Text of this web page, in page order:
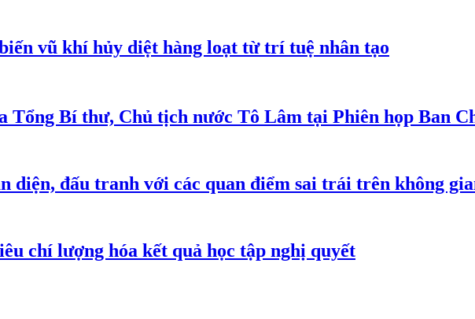
vũ khí hủy diệt hàng loạt từ trí tuệ nhân tạo
Tổng Bí thư, Chủ tịch nước Tô Lâm tại Phiên họp Ban
diện, đấu tranh với các quan điểm sai trái trên không
chí lượng hóa kết quả học tập nghị quyết